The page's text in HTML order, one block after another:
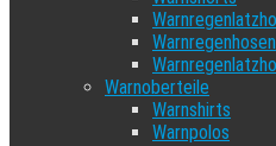
Warnregenhosen
Warnoberteile
Warnshirts
Warnpolos